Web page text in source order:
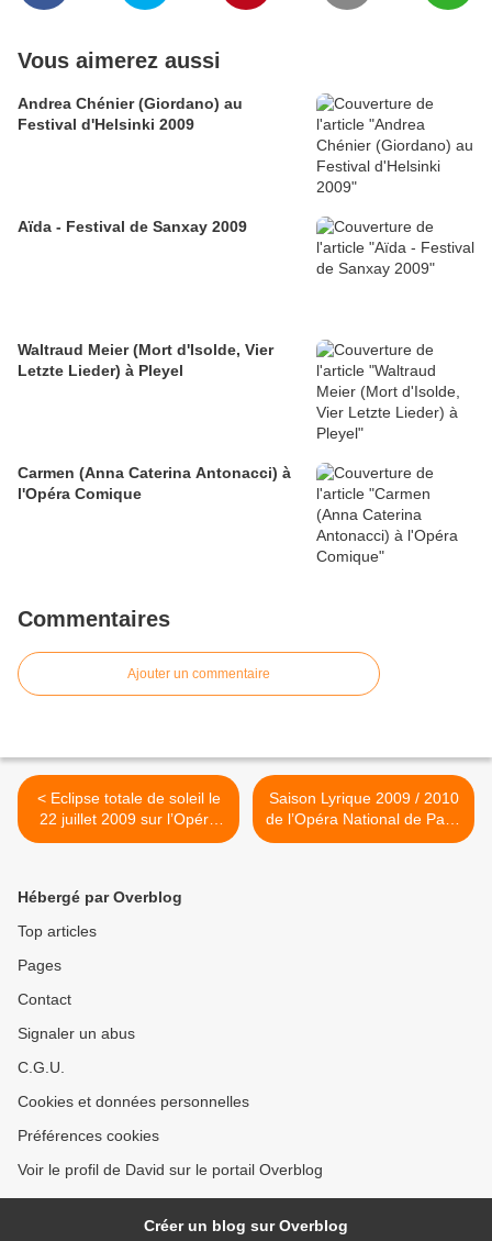
Vous aimerez aussi
Andrea Chénier (Giordano) au
Festival d'Helsinki 2009
Aïda - Festival de Sanxay 2009
Waltraud Meier (Mort d'Isolde, Vier
Letzte Lieder) à Pleyel
Carmen (Anna Caterina Antonacci) à
l'Opéra Comique
Commentaires
Ajouter un commentaire
< Eclipse totale de soleil le
22 juillet 2009 sur l’Opéra
de Shanghaï
Saison Lyrique 2009 / 2010
de l’Opéra National de Paris
>
Hébergé par Overblog
Top articles
Pages
Contact
Signaler un abus
C.G.U.
Cookies et données personnelles
Préférences cookies
Voir le profil de David sur le portail Overblog
Créer un blog sur Overblog